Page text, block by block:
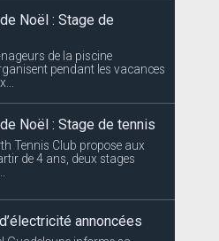
Noël : Stage de
de la piscine
pendant les vacances
Noël : Stage de tennis
Tennis Club propose aux
de 4 ans, deux stages
annoncées